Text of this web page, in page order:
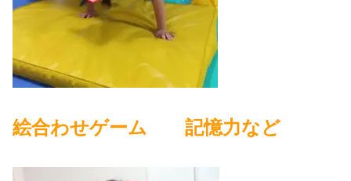
絵合わせゲーム 記憶力など